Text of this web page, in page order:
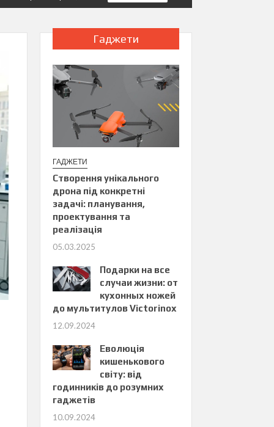
Гаджети
ГАДЖЕТИ
Створення унікального
дрона під конкретні
задачі: планування,
проектування та
реалізація
05.03.2025
Подарки на все
случаи жизни: от
кухонных ножей
до мультитулов Victorinox
12.09.2024
Еволюція
кишенькового
світу: від
годинників до розумних
гаджетів
10.09.2024